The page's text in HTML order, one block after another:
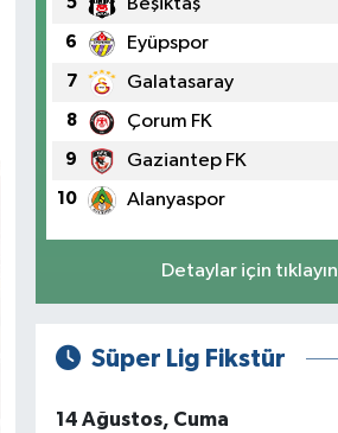
6 Eyüpspor
7 Galatasaray
8 Çorum FK
9 Gaziantep FK
10 Alanyaspor
Detaylar için tıklayın
Süper Lig Fikstür
14 Ağustos, Cuma